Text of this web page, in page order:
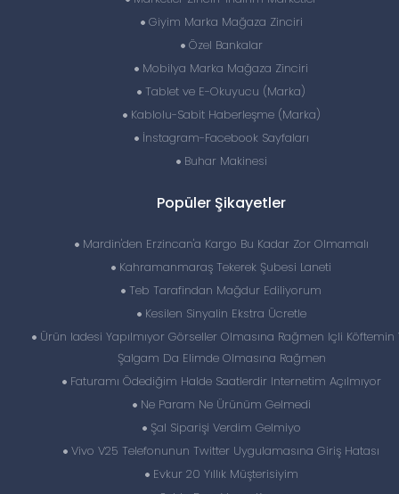
Giyim Marka Mağaza Zinciri
Özel Bankalar
Mobilya Marka Mağaza Zinciri
Tablet ve E-Okuyucu (Marka)
Kablolu-Sabit Haberleşme (Marka)
İnstagram-Facebook Sayfaları
Buhar Makinesi
Popüler Şikayetler
Mardin'den Erzincan'a Kargo Bu Kadar Zor Olmamalı
Kahramanmaraş Tekerek Şubesi Laneti
Teb Tarafindan Mağdur Ediliyorum
Kesilen Sinyalin Ekstra Ücretle
Ürün Iadesi Yapılmıyor Görseller Olmasına Rağmen Içli Köftemin
Şalgam Da Elimde Olmasına Rağmen
Faturamı Ödediğim Halde Saatlerdir Internetim Açılmıyor
Ne Param Ne Ürünüm Gelmedi
Şal Siparişi Verdim Gelmiyo
Vivo V25 Telefonunun Twitter Uygulamasına Giriş Hatası
Evkur 20 Yıllık Müşterisiyim